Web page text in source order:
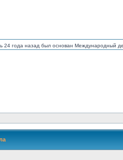
24 года назад был основан Международный